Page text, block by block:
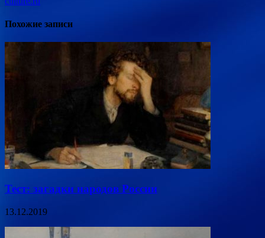
Похожие записи
Тест: загадки народов России
13.12.2019